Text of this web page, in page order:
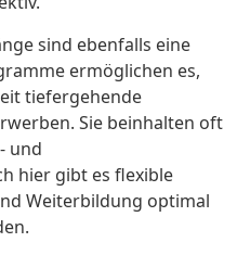
sind ebenfalls eine
ermöglichen es,
tiefergehende
Sie beinhalten oft
und
hier gibt es flexible
Weiterbildung optimal